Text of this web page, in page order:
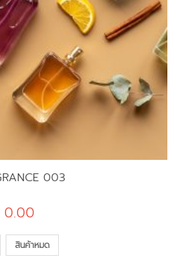
003
0.00
สินค้าหมด